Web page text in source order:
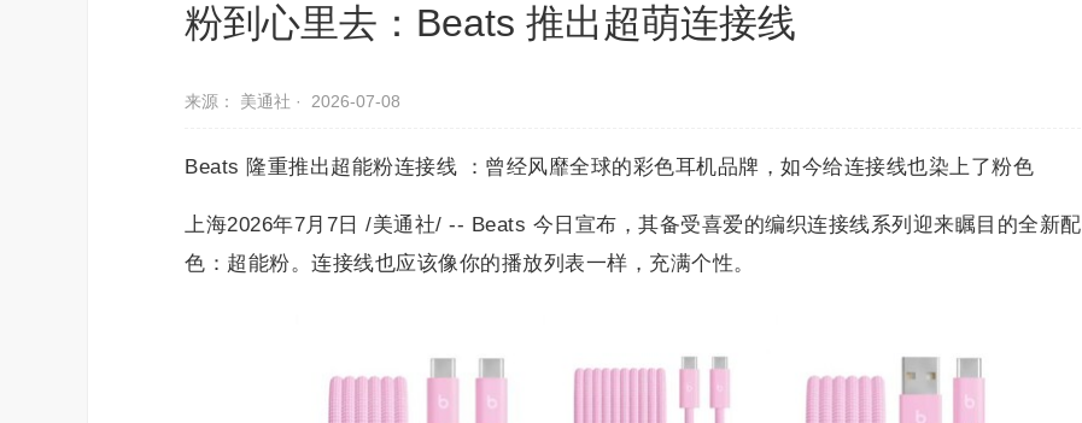
粉到心里去：Beats 推出超萌连接线
来源： 美通社 · 2026-07-08
Beats 隆重推出超能粉连接线 ：曾经风靡全球的彩色耳机品牌，如今给连接线也染上了粉色
上海2026年7月7日 /美通社/ -- Beats 今日宣布，其备受喜爱的编织连接线系列迎来瞩目的全新配
色：超能粉。连接线也应该像你的播放列表一样，充满个性。